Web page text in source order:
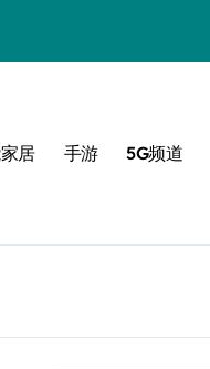
居 手游 5G频道